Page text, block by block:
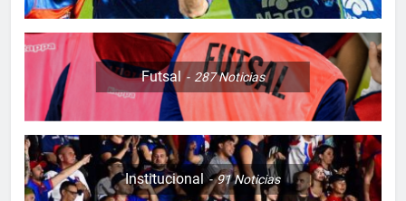
Futsal 287Noticias
Institucional 91Noticias